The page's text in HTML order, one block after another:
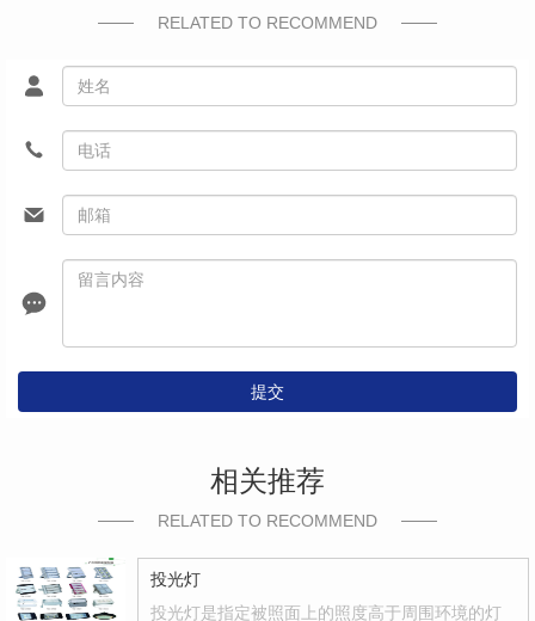
RELATED TO RECOMMEND
提交
相关推荐
RELATED TO RECOMMEND
投光灯
投光灯是指定被照面上的照度高于周围环境的灯